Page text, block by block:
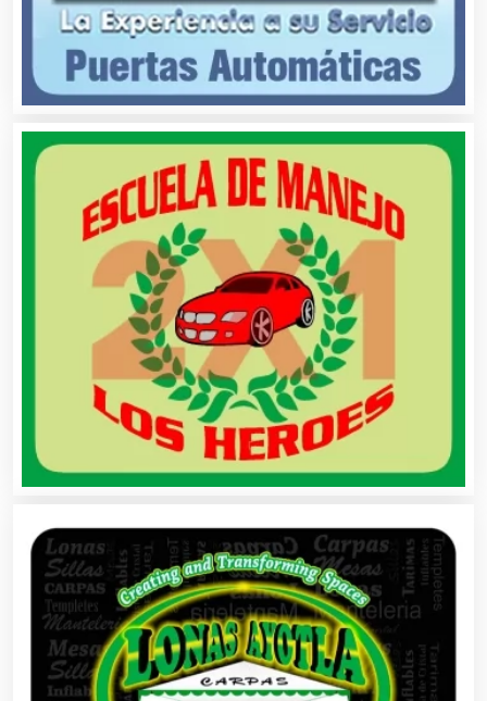
Audio, Sonido e Iluminación
Audios para Eventos
Autobuses
Automatización
Automóviles Nuevos y Usados
Autopartes Eléctricas
Avaluos
Balnearios